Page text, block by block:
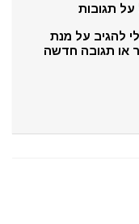
על תגובות
להגיב על מנת
או תגובה חדשה